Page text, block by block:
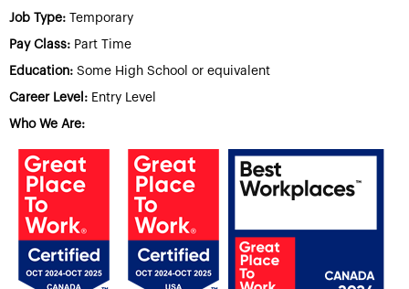
Job Type: Temporary
Pay Class: Part Time
Education: Some High School or equivalent
Career Level: Entry Level
Who We Are: